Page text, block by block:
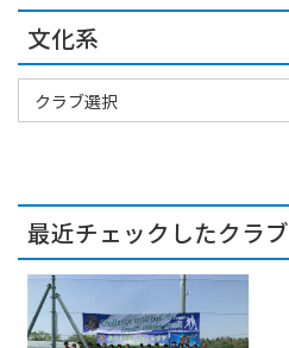
文化系
クラブ選択
最近チェックしたクラブ